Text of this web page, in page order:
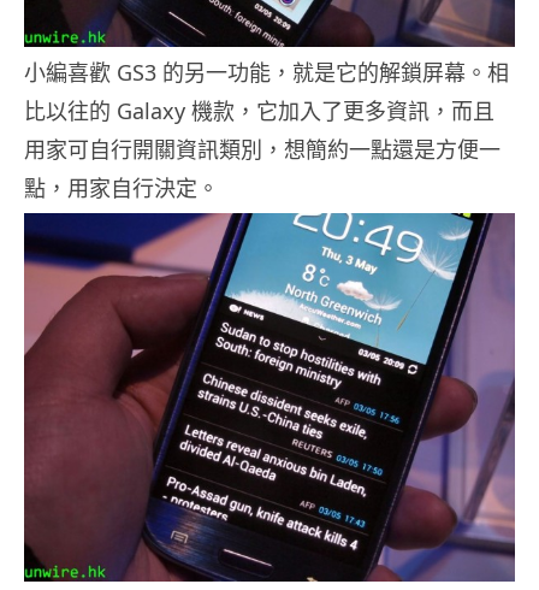
小編喜歡 GS3 的另一功能，就是它的解鎖屏幕。相
比以往的 Galaxy 機款，它加入了更多資訊，而且
用家可自行開關資訊類別，想簡約一點還是方便一
點，用家自行決定。